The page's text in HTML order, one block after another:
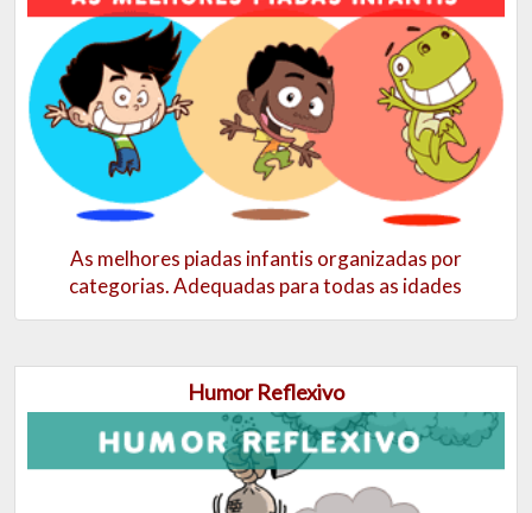
As melhores piadas infantis organizadas por
categorias. Adequadas para todas as idades
Humor Reflexivo